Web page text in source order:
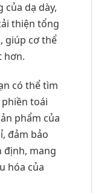
của dạ dày,
thiện tổng
giúp cơ thể
hơn.
có thể tìm
toái
phẩm của
đảm bảo
định, mang
hóa của